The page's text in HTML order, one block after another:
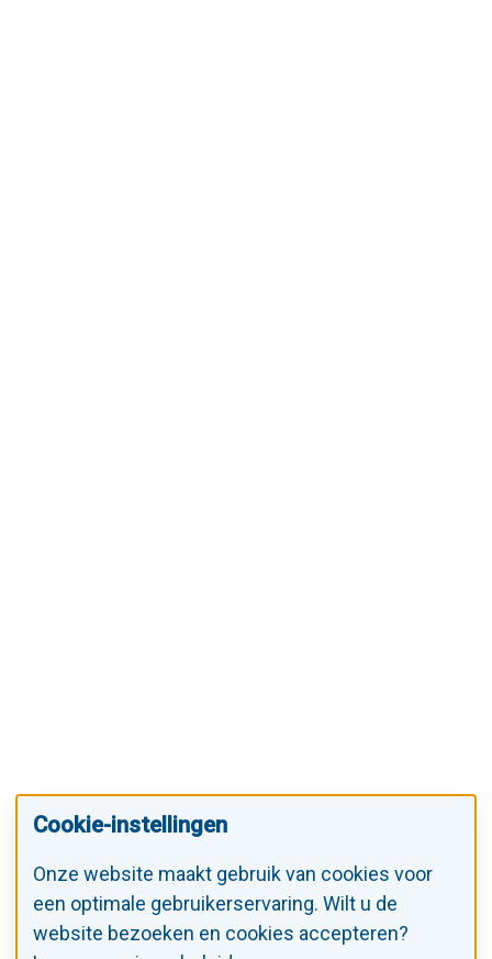
Cookie-instellingen
Onze website maakt gebruik van cookies voor
een optimale gebruikerservaring. Wilt u de
website bezoeken en cookies accepteren?